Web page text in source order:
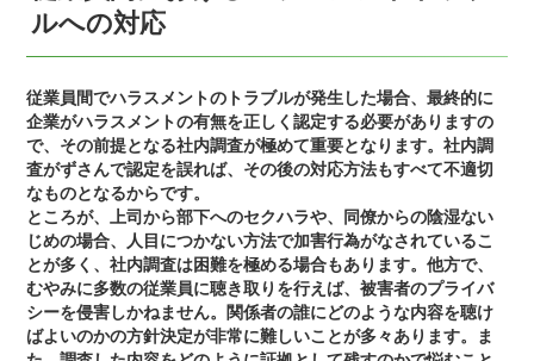
ルへの対応
従業員間でハラスメントのトラブルが発生した場合、最終的に
企業がハラスメントの有無を正しく認定する必要がありますの
で、その前提となる社内調査が極めて重要となります。社内調
査がずさんで認定を誤れば、その後の対応方法もすべて不適切
なものとなるからです。
ところが、上司から部下へのセクハラや、同僚からの陰湿ない
じめの場合、人目につかない方法で加害行為がなされているこ
とが多く、社内調査は困難を極める場合もあります。他方で、
むやみに多数の従業員に聴き取りを行えば、被害者のプライバ
シーを侵害しかねません。関係者の誰にどのような内容を聴け
ばよいのかの方針決定が非常に難しいことが多々あります。ま